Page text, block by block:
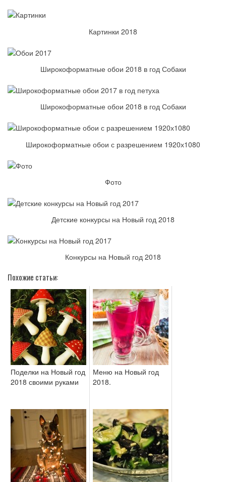
Картинки 2018
Широкоформатные обои 2018 в год Собаки
Широкоформатные обои 2018 в год Собаки
Широкоформатные обои с разрешением 1920х1080
Фото
Детские конкурсы на Новый год 2018
Конкурсы на Новый год 2018
Похожие статьи:
Поделки на Новый год
2018 своими руками
Меню на Новый год
2018.